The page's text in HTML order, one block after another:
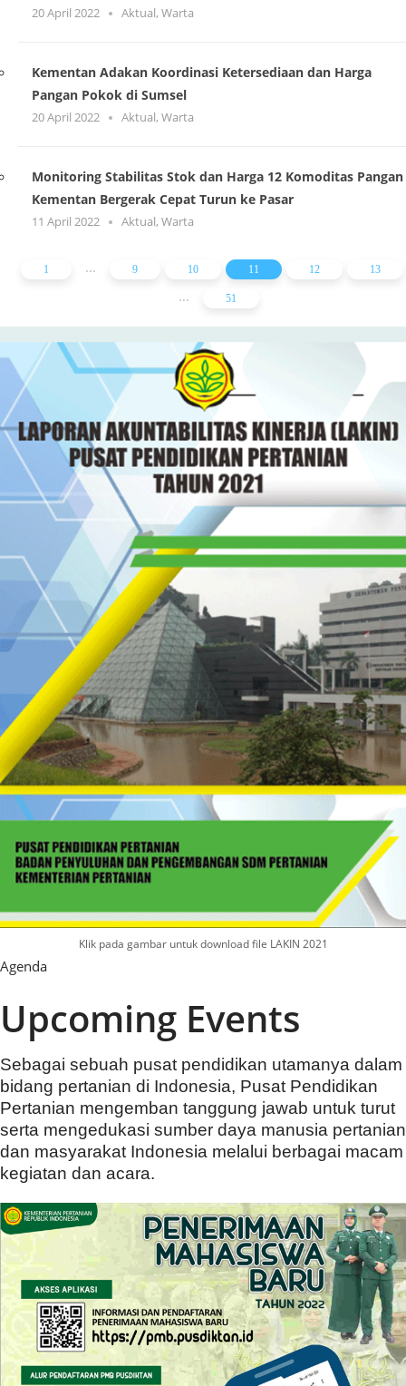
20 April 2022 Aktual, Warta
Kementan Adakan Koordinasi Ketersediaan dan Harga
Pangan Pokok di Sumsel
20 April 2022 Aktual, Warta
Monitoring Stabilitas Stok dan Harga 12 Komoditas Pangan
Kementan Bergerak Cepat Turun ke Pasar
11 April 2022 Aktual, Warta
1 ... 9 10 11 12 13
... 51
Klik pada gambar untuk download file LAKIN 2021
Agenda
Upcoming Events
Sebagai sebuah pusat pendidikan utamanya dalam
bidang pertanian di Indonesia, Pusat Pendidikan
Pertanian mengemban tanggung jawab untuk turut
serta mengedukasi sumber daya manusia pertanian
dan masyarakat Indonesia melalui berbagai macam
kegiatan dan acara.